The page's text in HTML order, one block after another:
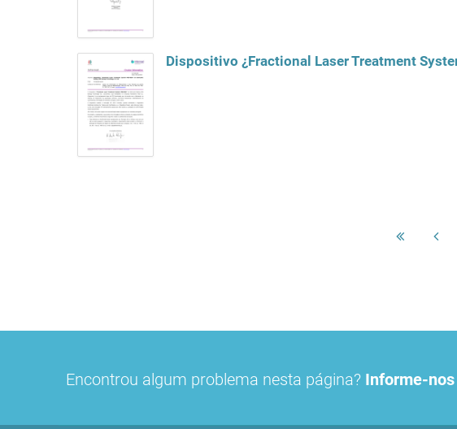
Dispositivo ¿Fractional Laser Treatment
Encontrou algum problema nesta página? Informe-nos